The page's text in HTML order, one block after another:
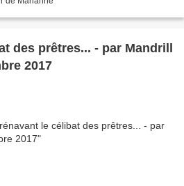
des prêtres... - par Mandrill
2017